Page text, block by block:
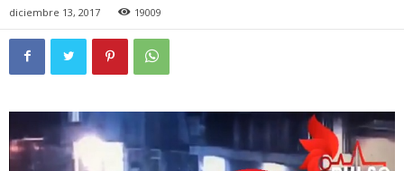
diciembre 13, 2017 19009